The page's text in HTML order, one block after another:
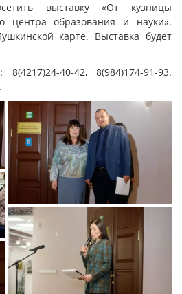
выставку «От кузницы
центра образования и науки».
карте. Выставка будет
40-42, 8(984)174-91-93.